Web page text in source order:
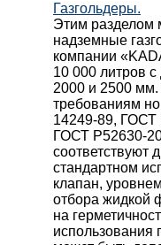
Газгольдеры.
Этим разделом
надземные
компании
10 000 литров
2000 и 2500 мм.
требованиям
14249-89, ГОСТ
ГОСТ Р52630-
соответствуют
стандартном
клапан,
отбора жидкой
на
использования